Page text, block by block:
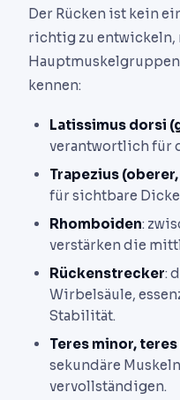
Der Rücken ist kein
richtig zu entwickeln,
kennen:
Latissimus dorsi
verantwortlich für
Trapezius
für sichtbare
Rhomboiden:
verstärken die
Rückenstrecker:
Wirbelsäule,
Stabilität.
Teres minor,
sekundäre
vervollständigen.